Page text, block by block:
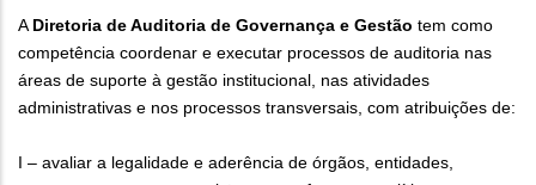
A Diretoria de Auditoria de Governança e Gestão tem como
competência coordenar e executar processos de auditoria nas
áreas de suporte à gestão institucional, nas atividades
administrativas e nos processos transversais, com atribuições de:
I – avaliar a legalidade e aderência de órgãos, entidades,